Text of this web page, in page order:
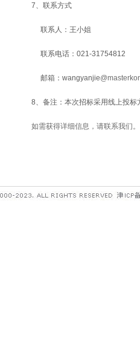
7、联系方式
联系人：王小姐
联系电话：021-31754812
邮箱： wangyanjie
8、备注：本次招标采用线上投
如需获得详细信息，请联系我们。